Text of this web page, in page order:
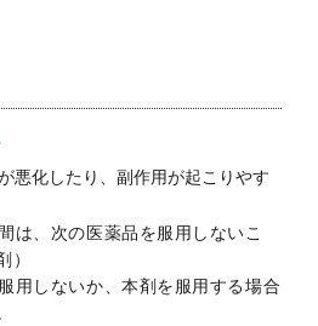
悪化したり、副作用が起こりやす
は、次の医薬品を服用しないこ
）
用しないか、本剤を服用する場合